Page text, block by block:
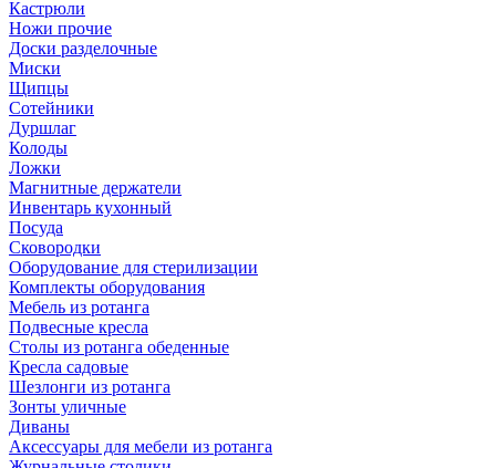
Кастрюли
Ножи прочие
Доски разделочные
Миски
Щипцы
Сотейники
Дуршлаг
Колоды
Ложки
Магнитные держатели
Инвентарь кухонный
Посуда
Сковородки
Оборудование для стерилизации
Комплекты оборудования
Мебель из ротанга
Подвесные кресла
Столы из ротанга обеденные
Кресла садовые
Шезлонги из ротанга
Зонты уличные
Диваны
Аксессуары для мебели из ротанга